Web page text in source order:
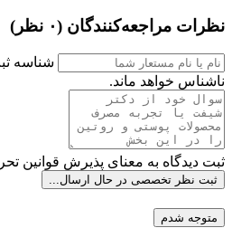
نظرات مراجعه‌کنندگان (۰ نظر)
شناسه
ناشناس خواهد ماند.
ثبت دیدگاه به معنای پذیرش قوانین
ثبت نظر تخصصی در حال ارسال...
متوجه شدم